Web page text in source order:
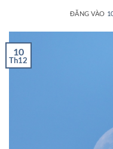
ĐĂNG VÀO
10
Th12